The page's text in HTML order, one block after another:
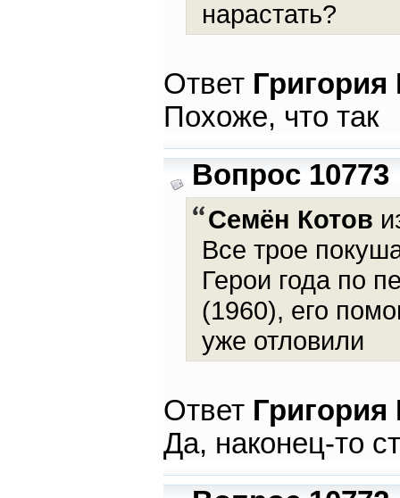
нарастать?
Ответ
Похоже, что так
Вопрос 10773
Семён Котов
Все трое
Герои года по
(1960), его
уже отловили
Ответ
Да, наконец-то